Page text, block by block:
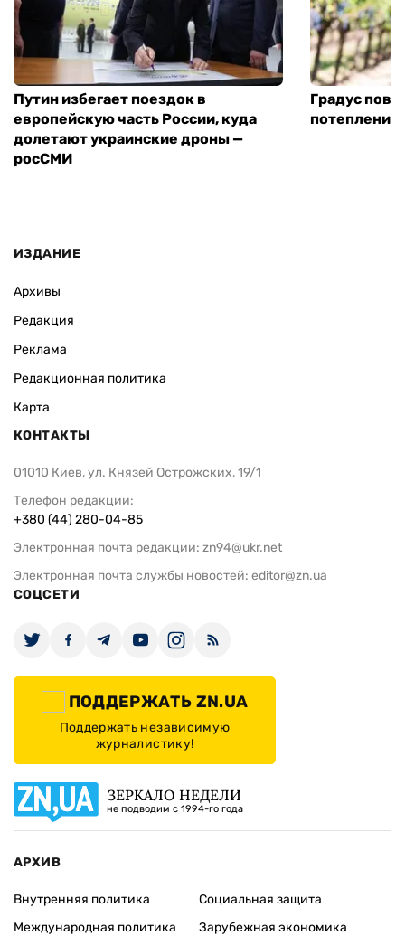
Путин избегает поездок в
европейскую часть России, куда
долетают украинские дроны —
росСМИ
Градус
ИЗДАНИЕ
Архивы
Редакция
Реклама
Редакционная политика
Карта
КОНТАКТЫ
01010 Киев, ул. Князей Острожских, 19/1
Телефон редакции:
+380 (44) 280-04-85
Электронная почта редакции: zn94@ukr.net
Электронная почта службы новостей: editor@zn.ua
СОЦСЕТИ
ПОДДЕРЖАТЬ ZN.UA
Поддержать независимую
журналистику!
ЗЕРКАЛО НЕДЕЛИ
не подводим с 1994-го года
АРХИВ
Внутренняя политика
Международная политика
Социальная защита
Зарубежная экономика